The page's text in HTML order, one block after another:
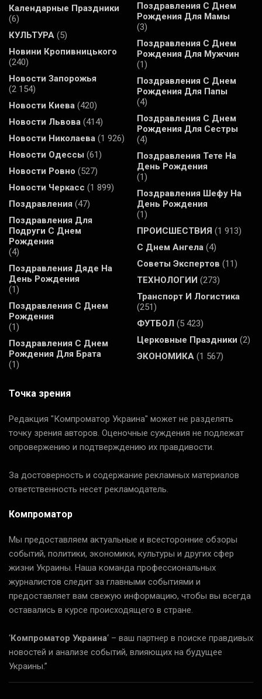
Календарные Праздники
(6)
КУЛЬТУРА (5)
Новини Кропивницького
(240)
Новости Запорожья
(2 154)
Новости Киева (420)
Новости Львова (414)
Новости Николаева (1 926)
Новости Одессы (61)
Новости Ровно (527)
Новости Черкасс (1 899)
Поздравления (47)
Поздравления Для
Подруги С Днем
Рождения
(4)
Поздравления Дяде На
День Рождения
(1)
Поздравления С Днем
Рождения
(1)
Поздравления С Днем
Рождения Для Брата
(1)
Поздравления С Днем
Рождения Для Мамы
(3)
Поздравления С Днем
Рождения Для Мужчин
(1)
Поздравления С Днем
Рождения Для Папы
(4)
Поздравления С Днем
Рождения Для Сестры
(4)
Поздравления Тете На
День Рождения
(1)
Поздравления Шефу На
День Рождения
(1)
ПРОИСШЕСТВИЯ (1 913)
С Днем Ангела (4)
Советы Экспертов (11)
ТЕХНОЛОГИИ (273)
Транспорт И Логистика
(251)
ФУТБОЛ (5 423)
Церковные Праздники (2)
ЭКОНОМИКА (1 567)
Точка зрения
Редакция "Компроматор Украина" может не разделять
точку зрения авторов. Оценочные суждения не подлежат
опровержению и подтверждению их правдивости.
За достоверность и содержание рекламных материалов
ответственность несет рекламодатель.
Компроматор
Мы предоставляем актуальные и всесторонние обзоры
событий, политики, экономики, культуры и других сфер
жизни Украины. Наша команда профессиональных
журналистов следит за главными событиями и
предоставляет вам свежую информацию, чтобы вы всегда
оставались в курсе происходящего в стране.
‘Компроматор Украина‘ – ваш партнер в поиске правдивых
новостей и анализе событий, влияющих на будущее
Украины.”